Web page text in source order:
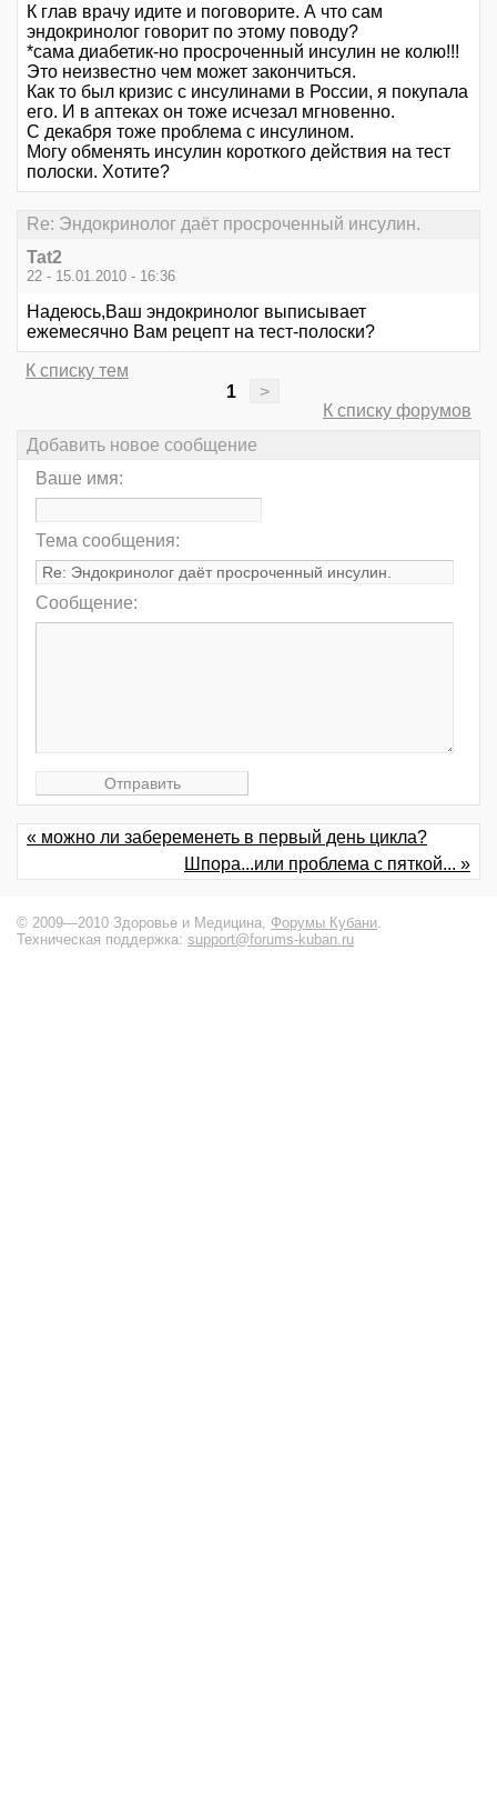
К глав врачу идите и поговорите. А что сам
эндокринолог говорит по этому поводу?
*сама диабетик-но просроченный инсулин не колю!!!
Это неизвестно чем может закончиться.
Как то был кризис с инсулинами в России, я покупала
его. И в аптеках он тоже исчезал мгновенно.
С декабря тоже проблема с инсулином.
Могу обменять инсулин короткого действия на тест
полоски. Хотите?
Re: Эндокринолог даёт просроченный инсулин.
Tat2
22 - 15.01.2010 - 16:36
Надеюсь,Ваш эндокринолог выписывает
ежемесячно Вам рецепт на тест-полоски?
К списку тем
1
>
К списку форумов
Добавить новое сообщение
Ваше имя:
Тема сообщения:
Сообщение:
« можно ли забеременеть в первый день цикла?
Шпора...или проблема с пяткой... »
© 2009—2010 Здоровье и Медицина, Форумы Кубани
Техническая поддержка: support@forums-kuban.ru